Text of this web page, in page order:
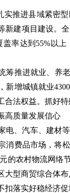
实推进县域紧密
新建项目建设。
率达到55%以
筹推进就业、养
新增城镇就业
法权益。 抓好
高质量发展信心
电、汽车、建材
消费品市场，将
的农村物流网络
大型商贸综合体
扣落实好稳经济